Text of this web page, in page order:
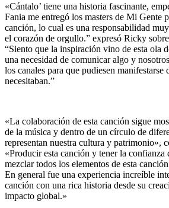
«Cántalo’ tiene una historia fascinante,
Fania me entregó los masters de Mi Gente
canción, lo cual es una responsabilidad
el corazón de orgullo.” expresó Ricky
“Siento que la inspiración vino de esta ola
una necesidad de comunicar algo y
los canales para que pudiesen
necesitaban.”
«La colaboración de esta canción sigue
de la música y dentro de un círculo de
representan nuestra cultura y patrimonio»,
«Producir esta canción y tener la
mezclar todos los elementos de esta
En general fue una experiencia increíble
canción con una rica historia desde su
impacto global.»